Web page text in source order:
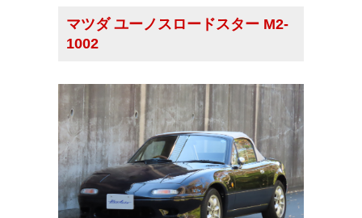
マツダ ユーノスロードスター M2-
1002